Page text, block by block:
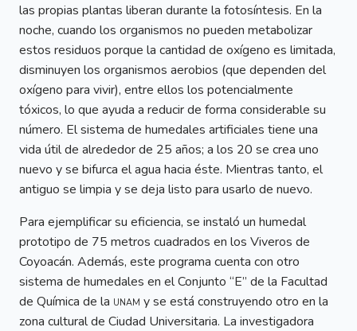
las propias plantas liberan durante la fotosíntesis. En la
noche, cuando los organismos no pueden metabolizar
estos residuos porque la cantidad de oxígeno es limitada,
disminuyen los organismos aerobios (que dependen del
oxígeno para vivir), entre ellos los potencialmente
tóxicos, lo que ayuda a reducir de forma considerable su
número. El sistema de humedales artificiales tiene una
vida útil de alrededor de 25 años; a los 20 se crea uno
nuevo y se bifurca el agua hacia éste. Mientras tanto, el
antiguo se limpia y se deja listo para usarlo de nuevo.
Para ejemplificar su eficiencia, se instaló un humedal
prototipo de 75 metros cuadrados en los Viveros de
Coyoacán. Además, este programa cuenta con otro
sistema de humedales en el Conjunto “E” de la Facultad
de Química de la unam y se está construyendo otro en la
zona cultural de Ciudad Universitaria. La investigadora